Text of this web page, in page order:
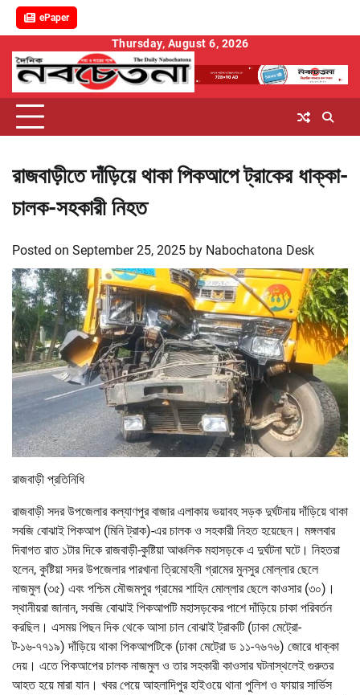
ePaper
content
Thursday, August 6, 2026
রাজবাড়ীতে দাঁড়িয়ে থাকা পিকআপে ট্রাকের ধাক্কা-
চালক-সহকারী নিহত
Posted on September 25, 2025 by Nabochatona Desk
রাজবাড়ী প্রতিনিধি
রাজবাড়ী সদর উপজেলার কল্যাণপুর বাজার এলাকায় ভয়াবহ সড়ক দুর্ঘটনায় দাঁড়িয়ে থাকা
সবজি বোঝাই পিকআপ (মিনি ট্রাক)-এর চালক ও সহকারী নিহত হয়েছেন। মঙ্গলবার
দিবাগত রাত ১টার দিকে রাজবাড়ী-কুষ্টিয়া আঞ্চলিক মহাসড়কে এ দুর্ঘটনা ঘটে। নিহতরা
হলেন, কুষ্টিয়া সদর উপজেলার পারখানা ত্রিমোহনী গ্রামের মুনসুর মোল্লার ছেলে
নাজমুল (৩৫) এবং পশ্চিম মৌজমপুর গ্রামের শাহিন মোল্লার ছেলে কাওসার (৩০)।
স্থানীয়রা জানান, সবজি বোঝাই পিকআপটি মহাসড়কের পাশে দাঁড়িয়ে চাকা পরিবর্তন
করছিল। এসময় পিছন দিক থেকে আসা চাল বোঝাই ট্রাকটি (ঢাকা মেট্রো-
ট-১৬-৭৭১৯) দাঁড়িয়ে থাকা পিকআপটিকে (ঢাকা মেট্রো ড ১১-৭৬৭৬) জোরে ধাক্কা
দেয়। এতে পিকআপের চালক নাজমুল ও তার সহকারী কাওসার ঘটনাস্থলেই গুরুতর
আহত হয়ে মারা যান। খবর পেয়ে আহলাদিপুর হাইওয়ে থানা পুলিশ ও ফায়ার সার্ভিস